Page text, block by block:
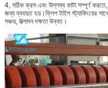
4, সঠিক ক্রস এবং উল্লম্ব কাটা সম্পূর্ণ
জন্য ব্যবহৃত হয়।ফ্লিপ টাইপ স্ট্যাকিংয়ের
সঞ্চয়, উত্পাদন দক্ষতা উন্নত।